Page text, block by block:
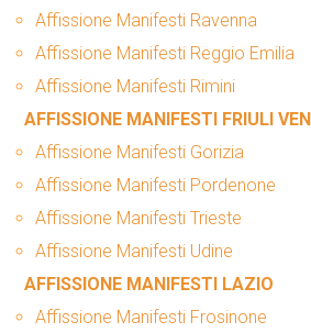
Affissione Manifesti Ravenna
Affissione Manifesti Reggio Emilia
Affissione Manifesti Rimini
AFFISSIONE MANIFESTI FRIULI
Affissione Manifesti Gorizia
Affissione Manifesti Pordenone
Affissione Manifesti Trieste
Affissione Manifesti Udine
AFFISSIONE MANIFESTI LAZIO
Affissione Manifesti Frosinone